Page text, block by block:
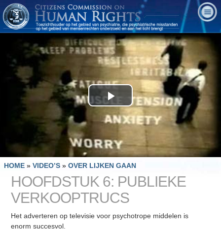
Play
Video
HOME » VIDEO’S » OVER LIJKEN GAAN
HOOFDSTUK 6: PUBLIEKE
VERKOOPTRUCS
Het adverteren op televisie voor psychotrope middelen is
enorm succesvol.